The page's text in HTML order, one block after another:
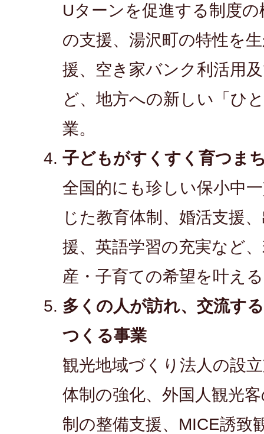
Uターンを促進する制度
の支援、湯沢町の特性を
援、空き家バンク利活用
ど、地方への新しい「ひ
業。
子どもがすくすく育つま
全国的にも珍しい保小中
じた教育体制、婚活支援
援、英語学習の充実など
産・子育ての希望を叶え
多くの人が訪れ、交流す
つくる事業
観光地域づくり法人の設
体制の強化、外国人観光
制の整備支援、MICE誘致